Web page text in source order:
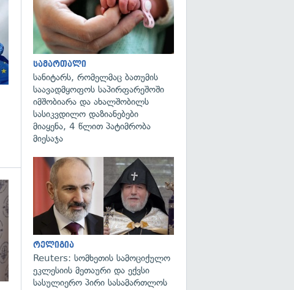
გადახედვა
სამართალი
სანიტარს, რომელმაც ბათუმის
საავადმყოფოს საპირფარეშოში
იმშობიარა და ახალშობილს
სასიკვდილო დაზიანებები
მიაყენა, 4 წლით პატიმრობა
მიესაჯა
რელიგია
Reuters: სომხეთის სამოციქულო
ეკლესიის მეთაური და ექვსი
სასულიერო პირი სასამართლოს